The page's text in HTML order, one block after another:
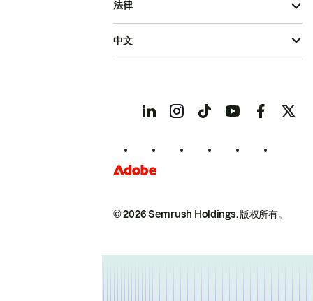
© 2026 Semrush Holdings.版权所有。
法律
中文